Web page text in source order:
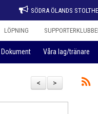
SÖDRA ÖLANDS
LÖPNING
Dokument Våra lag/tränare
>
<